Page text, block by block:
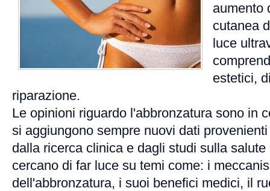
aumento
cutanea
luce
estetici,
riparazione.
Le opinioni riguardo l'abbronzatura sono in
si aggiungono sempre nuovi dati
dalla ricerca clinica e dagli studi sulla
cercano di far luce su temi come: i
dell'abbronzatura, i suoi benefici medici, il